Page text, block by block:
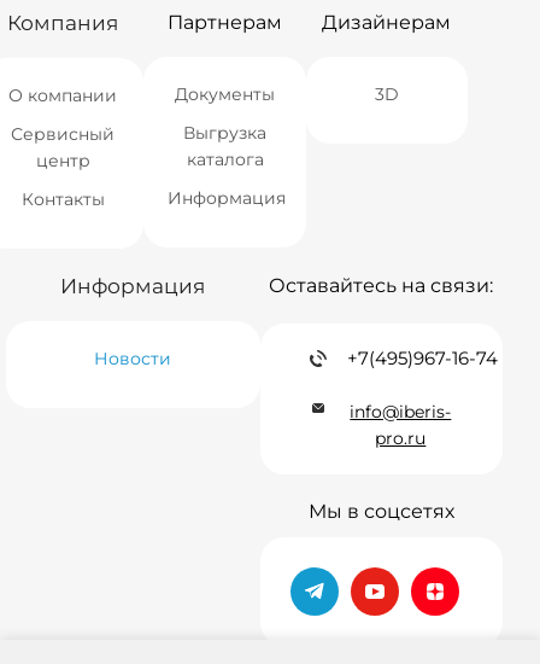
Компания
О компании
Сервисный
центр
Контакты
Партнерам
Документы
Выгрузка
каталога
Информация
Дизайнерам
3D
Информация
Новости
Оставайтесь на связи:
+7(495)967-16-74
info@iberis-
pro.ru
Мы в соцсетях